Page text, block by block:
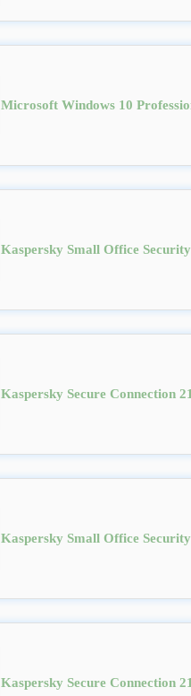
Microsoft Windows 10
Kaspersky Small Office
Kaspersky Secure Connection
Kaspersky Small Office
Kaspersky Secure Connection